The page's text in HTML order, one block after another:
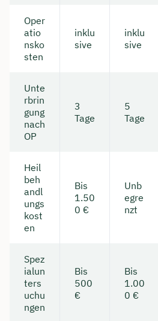
Oper
atio
nsko
sten
inklu
sive
inklu
sive
Unte
rbrin
gung
nach
OP
3
Tage
5
Tage
Heil
beh
andl
ungs
kost
en
Bis
1.50
0 €
Unb
egre
nzt
Spez
ialun
ters
uchu
ngen
Bis
500
€
Bis
1.00
0 €